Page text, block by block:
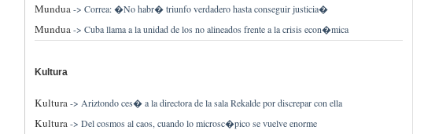
Mundua-> Correa: �No habr� triunfo verdadero hasta conseguir justicia�
Mundua-> Cuba llama a la unidad de los no alineados frente a la crisis econ�mica
Kultura
Kultura-> Ariztondo ces� a la directora de la sala Rekalde por discrepar con ella
Kultura-> Del cosmos al caos, cuando lo microsc�pico se vuelve enorme